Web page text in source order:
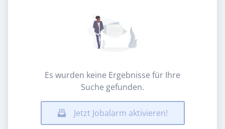
Es wurden keine Ergebnisse für Ihre
Suche gefunden.
Jetzt Jobalarm aktivieren!